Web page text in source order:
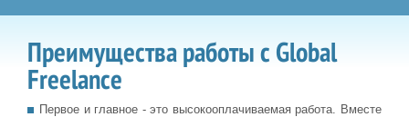
Преимущества работы с Global
Freelance
Первое и главное - это высокооплачиваемая работа. Вместе